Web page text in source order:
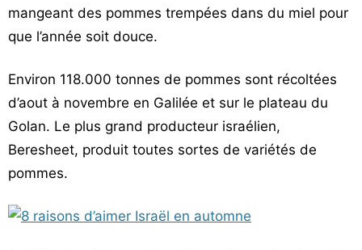
mangeant des pommes trempées dans du miel pour
que l’année soit douce.
Environ 118.000 tonnes de pommes sont récoltées
d’aout à novembre en Galilée et sur le plateau du
Golan. Le plus grand producteur israélien,
Beresheet, produit toutes sortes de variétés de
pommes.